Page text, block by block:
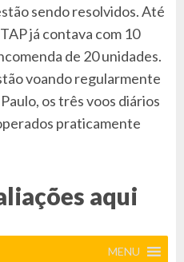
sendo resolvidos. Até
já contava com 10
de 20 unidades.
voando regularmente
os três voos diários
praticamente
aqui
MENU